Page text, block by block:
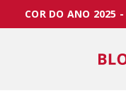
COR DO ANO 2025 -